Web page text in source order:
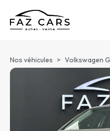
Nos véhicules > Volkswagen